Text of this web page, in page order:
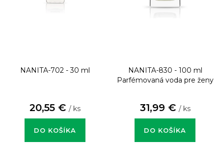
NANITA-702 - 30 ml
20,55 € / ks
DO KOŠÍKA
NANITA-830 - 100 ml
Parfémovaná voda pre ženy
31,99 € / ks
DO KOŠÍKA